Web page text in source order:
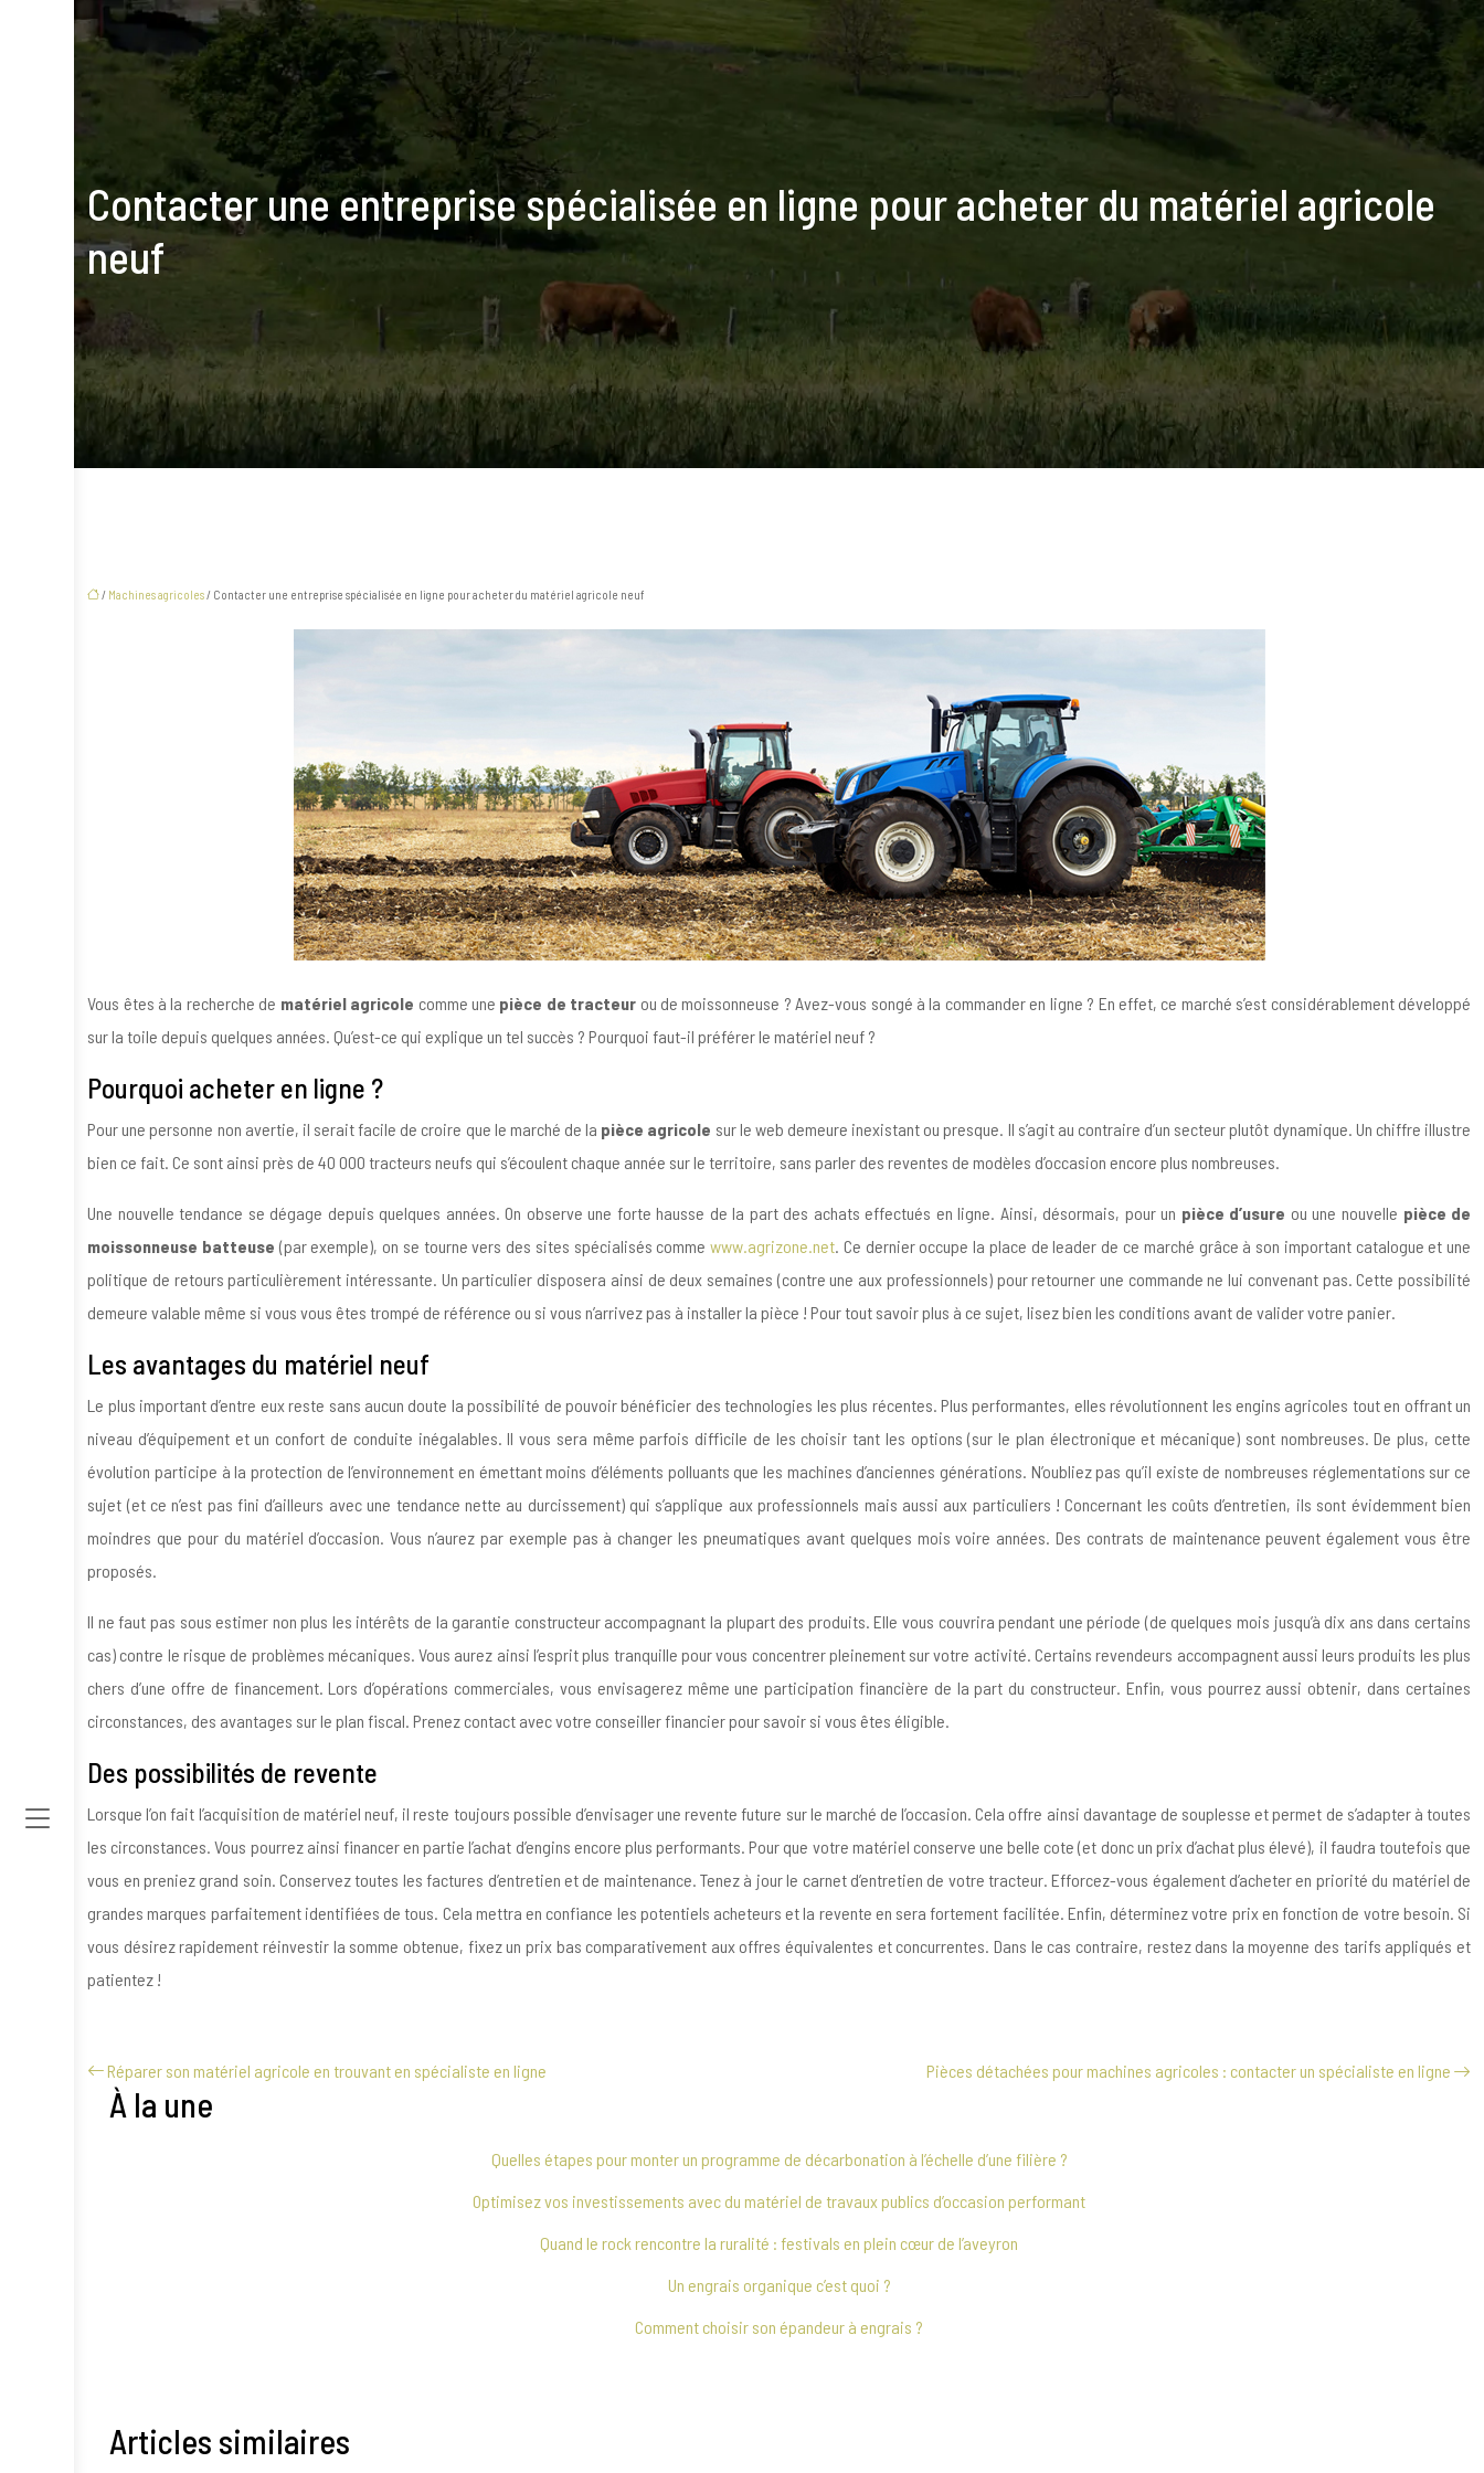
Contacter une entreprise spécialisée en ligne pour acheter du matériel agricole
neuf
/ Machines agricoles/ Contacter une entreprise spécialisée en ligne pour acheter du matériel agricole neuf
Vous êtes à la recherche de matériel agricole comme une pièce de tracteur ou de moissonneuse ? Avez-vous songé à la commander en ligne ? En effet, ce marché s’est considérablement développé
sur la toile depuis quelques années. Qu’est-ce qui explique un tel succès ? Pourquoi faut-il préférer le matériel neuf ?
Pourquoi acheter en ligne ?
Pour une personne non avertie, il serait facile de croire que le marché de la pièce agricole sur le web demeure inexistant ou presque. Il s’agit au contraire d’un secteur plutôt dynamique. Un chiffre illustre
bien ce fait. Ce sont ainsi près de 40 000 tracteurs neufs qui s’écoulent chaque année sur le territoire, sans parler des reventes de modèles d’occasion encore plus nombreuses.
Une nouvelle tendance se dégage depuis quelques années. On observe une forte hausse de la part des achats effectués en ligne. Ainsi, désormais, pour un pièce d’usure ou une nouvelle pièce de
moissonneuse batteuse (par exemple), on se tourne vers des sites spécialisés commewww.agrizone.net. Ce dernier occupe la place de leader de ce marché grâce à son important catalogue et une
politique de retours particulièrement intéressante. Un particulier disposera ainsi de deux semaines (contre une aux professionnels) pour retourner une commande ne lui convenant pas. Cette possibilité
demeure valable même si vous vous êtes trompé de référence ou si vous n’arrivez pas à installer la pièce ! Pour tout savoir plus à ce sujet, lisez bien les conditions avant de valider votre panier.
Les avantages du matériel neuf
Le plus important d’entre eux reste sans aucun doute la possibilité de pouvoir bénéficier des technologies les plus récentes. Plus performantes, elles révolutionnent les engins agricoles tout en offrant un
niveau d’équipement et un confort de conduite inégalables. Il vous sera même parfois difficile de les choisir tant les options (sur le plan électronique et mécanique) sont nombreuses. De plus, cette
évolution participe à la protection de l’environnement en émettant moins d’éléments polluants que les machines d’anciennes générations. N’oubliez pas qu’il existe de nombreuses réglementations sur ce
sujet (et ce n’est pas fini d’ailleurs avec une tendance nette au durcissement) qui s’applique aux professionnels mais aussi aux particuliers ! Concernant les coûts d’entretien, ils sont évidemment bien
moindres que pour du matériel d’occasion. Vous n’aurez par exemple pas à changer les pneumatiques avant quelques mois voire années. Des contrats de maintenance peuvent également vous être
proposés.
Il ne faut pas sous estimer non plus les intérêts de la garantie constructeur accompagnant la plupart des produits. Elle vous couvrira pendant une période (de quelques mois jusqu’à dix ans dans certains
cas) contre le risque de problèmes mécaniques. Vous aurez ainsi l’esprit plus tranquille pour vous concentrer pleinement sur votre activité. Certains revendeurs accompagnent aussi leurs produits les plus
chers d’une offre de financement. Lors d’opérations commerciales, vous envisagerez même une participation financière de la part du constructeur. Enfin, vous pourrez aussi obtenir, dans certaines
circonstances, des avantages sur le plan fiscal. Prenez contact avec votre conseiller financier pour savoir si vous êtes éligible.
Des possibilités de revente
Lorsque l’on fait l’acquisition de matériel neuf, il reste toujours possible d’envisager une revente future sur le marché de l’occasion. Cela offre ainsi davantage de souplesse et permet de s’adapter à toutes
les circonstances. Vous pourrez ainsi financer en partie l’achat d’engins encore plus performants. Pour que votre matériel conserve une belle cote (et donc un prix d’achat plus élevé), il faudra toutefois que
vous en preniez grand soin. Conservez toutes les factures d’entretien et de maintenance. Tenez à jour le carnet d’entretien de votre tracteur. Efforcez-vous également d’acheter en priorité du matériel de
grandes marques parfaitement identifiées de tous. Cela mettra en confiance les potentiels acheteurs et la revente en sera fortement facilitée. Enfin, déterminez votre prix en fonction de votre besoin. Si
vous désirez rapidement réinvestir la somme obtenue, fixez un prix bas comparativement aux offres équivalentes et concurrentes. Dans le cas contraire, restez dans la moyenne des tarifs appliqués et
patientez !
Réparer son matériel agricole en trouvant en spécialiste en ligne Pièces détachées pour machines agricoles : contacter un spécialiste en ligne
À la une
Quelles étapes pour monter un programme de décarbonation à l’échelle d’une filière ?
Optimisez vos investissements avec du matériel de travaux publics d’occasion performant
Quand le rock rencontre la ruralité : festivals en plein cœur de l’aveyron
Un engrais organique c’est quoi ?
Comment choisir son épandeur à engrais ?
Articles similaires